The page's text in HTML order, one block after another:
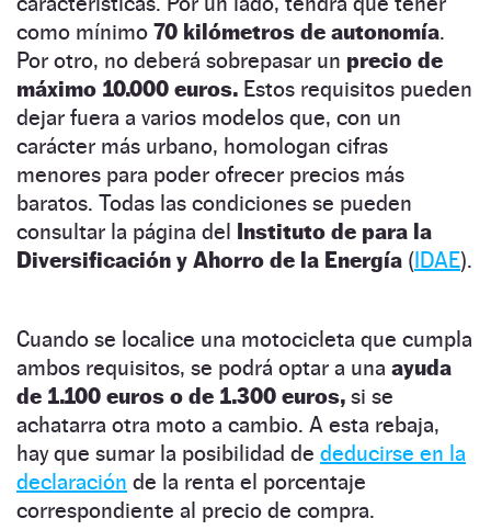
como mínimo 70 kilómetros de autonomía.
Por otro, no deberá sobrepasar un precio de
máximo 10.000 euros. Estos requisitos pueden
dejar fuera a varios modelos que, con un
carácter más urbano, homologan cifras
menores para poder ofrecer precios más
baratos. Todas las condiciones se pueden
consultar la página del Instituto de para la
Diversificación y Ahorro de la Energía (IDAE).
Cuando se localice una motocicleta que cumpla
ambos requisitos, se podrá optar a una ayuda
de 1.100 euros o de 1.300 euros, si se
achatarra otra moto a cambio. A esta rebaja,
hay que sumar la posibilidad de deducirse en la
declaración de la renta el porcentaje
correspondiente al precio de compra.